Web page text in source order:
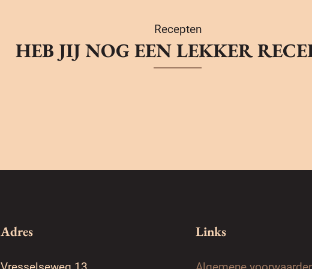
Recepten
HEB JIJ NOG EEN LEKKER
Adres Links